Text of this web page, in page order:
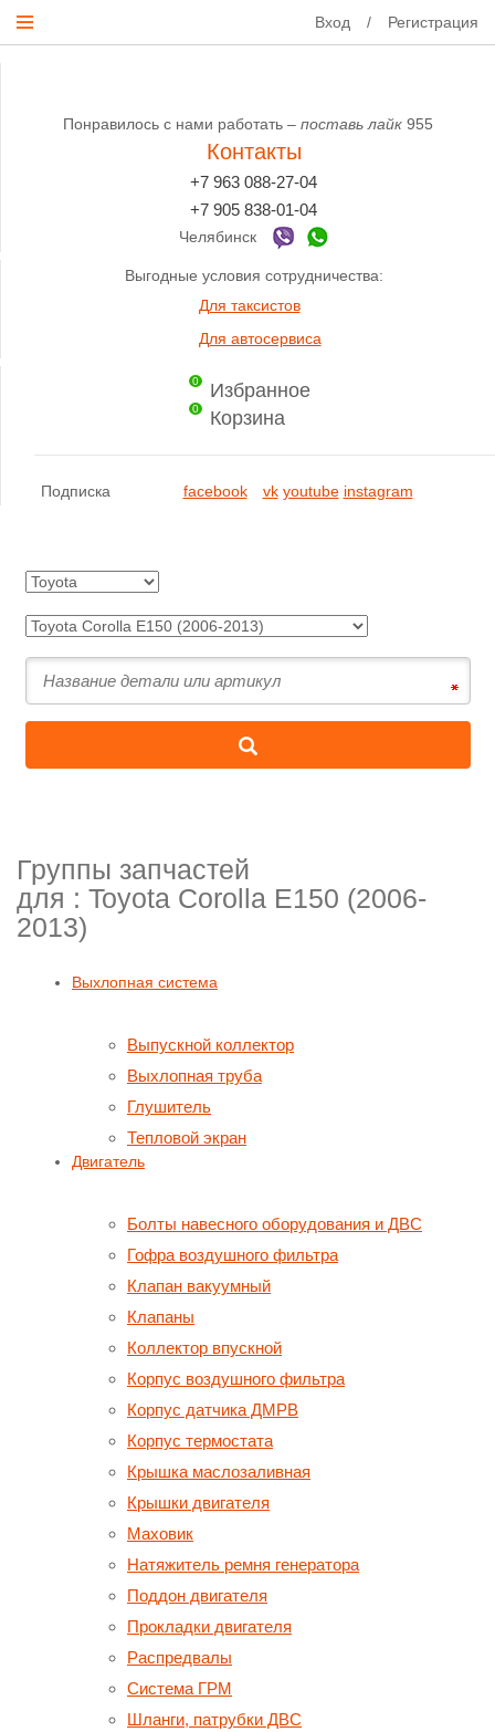
Вход / Регистрация
Понравилось с нами работать – поставь лайк 955
Контакты
+7 963 088-27-04
+7 905 838-01-04
Челябинск
Выгодные условия сотрудничества:
Для таксистов
Для автосервиса
0 Избранное
0 Корзина
Подписка facebook vk youtube instagram
Группы запчастей
для : Toyota Corolla E150 (2006-
2013)
Выхлопная система
Выпускной коллектор
Выхлопная труба
Глушитель
Тепловой экран
Двигатель
Болты навесного оборудования и ДВС
Гофра воздушного фильтра
Клапан вакуумный
Клапаны
Коллектор впускной
Корпус воздушного фильтра
Корпус датчика ДМРВ
Корпус термостата
Крышка маслозаливная
Крышки двигателя
Маховик
Натяжитель ремня генератора
Поддон двигателя
Прокладки двигателя
Распредвалы
Система ГРМ
Шланги, патрубки ДВС